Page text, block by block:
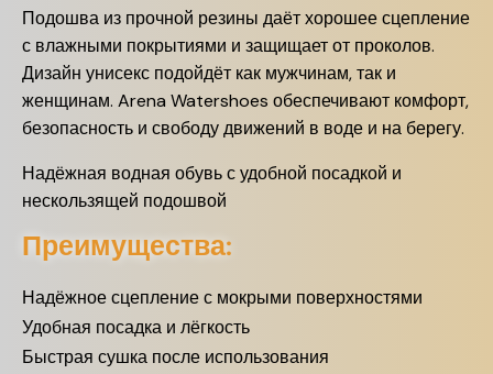
Подошва из прочной резины даёт хорошее сцепление
с влажными покрытиями и защищает от проколов.
Дизайн унисекс подойдёт как мужчинам, так и
женщинам. Arena Watershoes обеспечивают комфорт,
безопасность и свободу движений в воде и на берегу.
Надёжная водная обувь с удобной посадкой и
нескользящей подошвой
Преимущества:
Надёжное сцепление с мокрыми поверхностями
Удобная посадка и лёгкость
Быстрая сушка после использования